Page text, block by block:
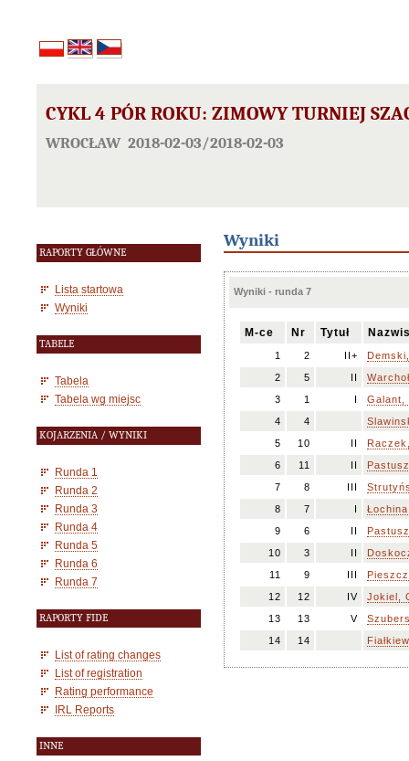
CYKL 4 PÓR ROKU: ZIMOWY TURNIEJ
WROCŁAW 2018-02-03/2018-02-03
RAPORTY GŁÓWNE
Lista startowa
Wyniki
TABELE
Tabela
Tabela wg miejsc
KOJARZENIA / WYNIKI
Runda 1
Runda 2
Runda 3
Runda 4
Runda 5
Runda 6
Runda 7
RAPORTY FIDE
List of rating changes
List of registration
Rating performance
IRL Reports
INNE
Wyniki
Wyniki - runda 7
M-ce Nr Tytuł
1 2 II+
2
5 II
3
1 I
Galant,
4
4
5
10 II
6
11 II
7
8 III
8
7 I
9
6 II
10
3 II
11
9 III
12
12 IV
Jokiel,
13
13 V
14
14